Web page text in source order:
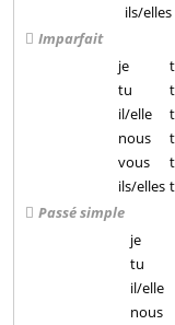
ils/elles
Imparfait
je
tu
il/elle
nous
vous
ils/elles
Passé simple
je
tu
il/elle
nous